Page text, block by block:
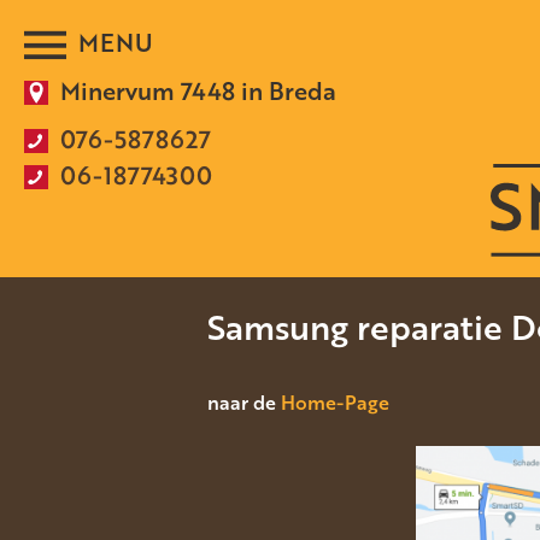
Minervum 7448 in Breda
076-5878627
06-18774300
Samsung reparatie
naar de Home-Page